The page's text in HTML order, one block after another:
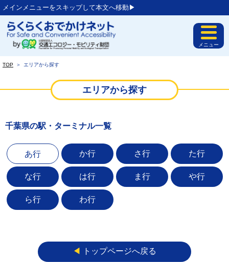
メインメニューをスキップして本文へ移動▶︎
メニュー
TOP ＞ エリアから探す
エリアから探す
千葉県の駅・ターミナル一覧
あ行 か行 さ行 た行
な行 は行 ま行 や行
ら行 わ行
◀︎ トップページへ戻る